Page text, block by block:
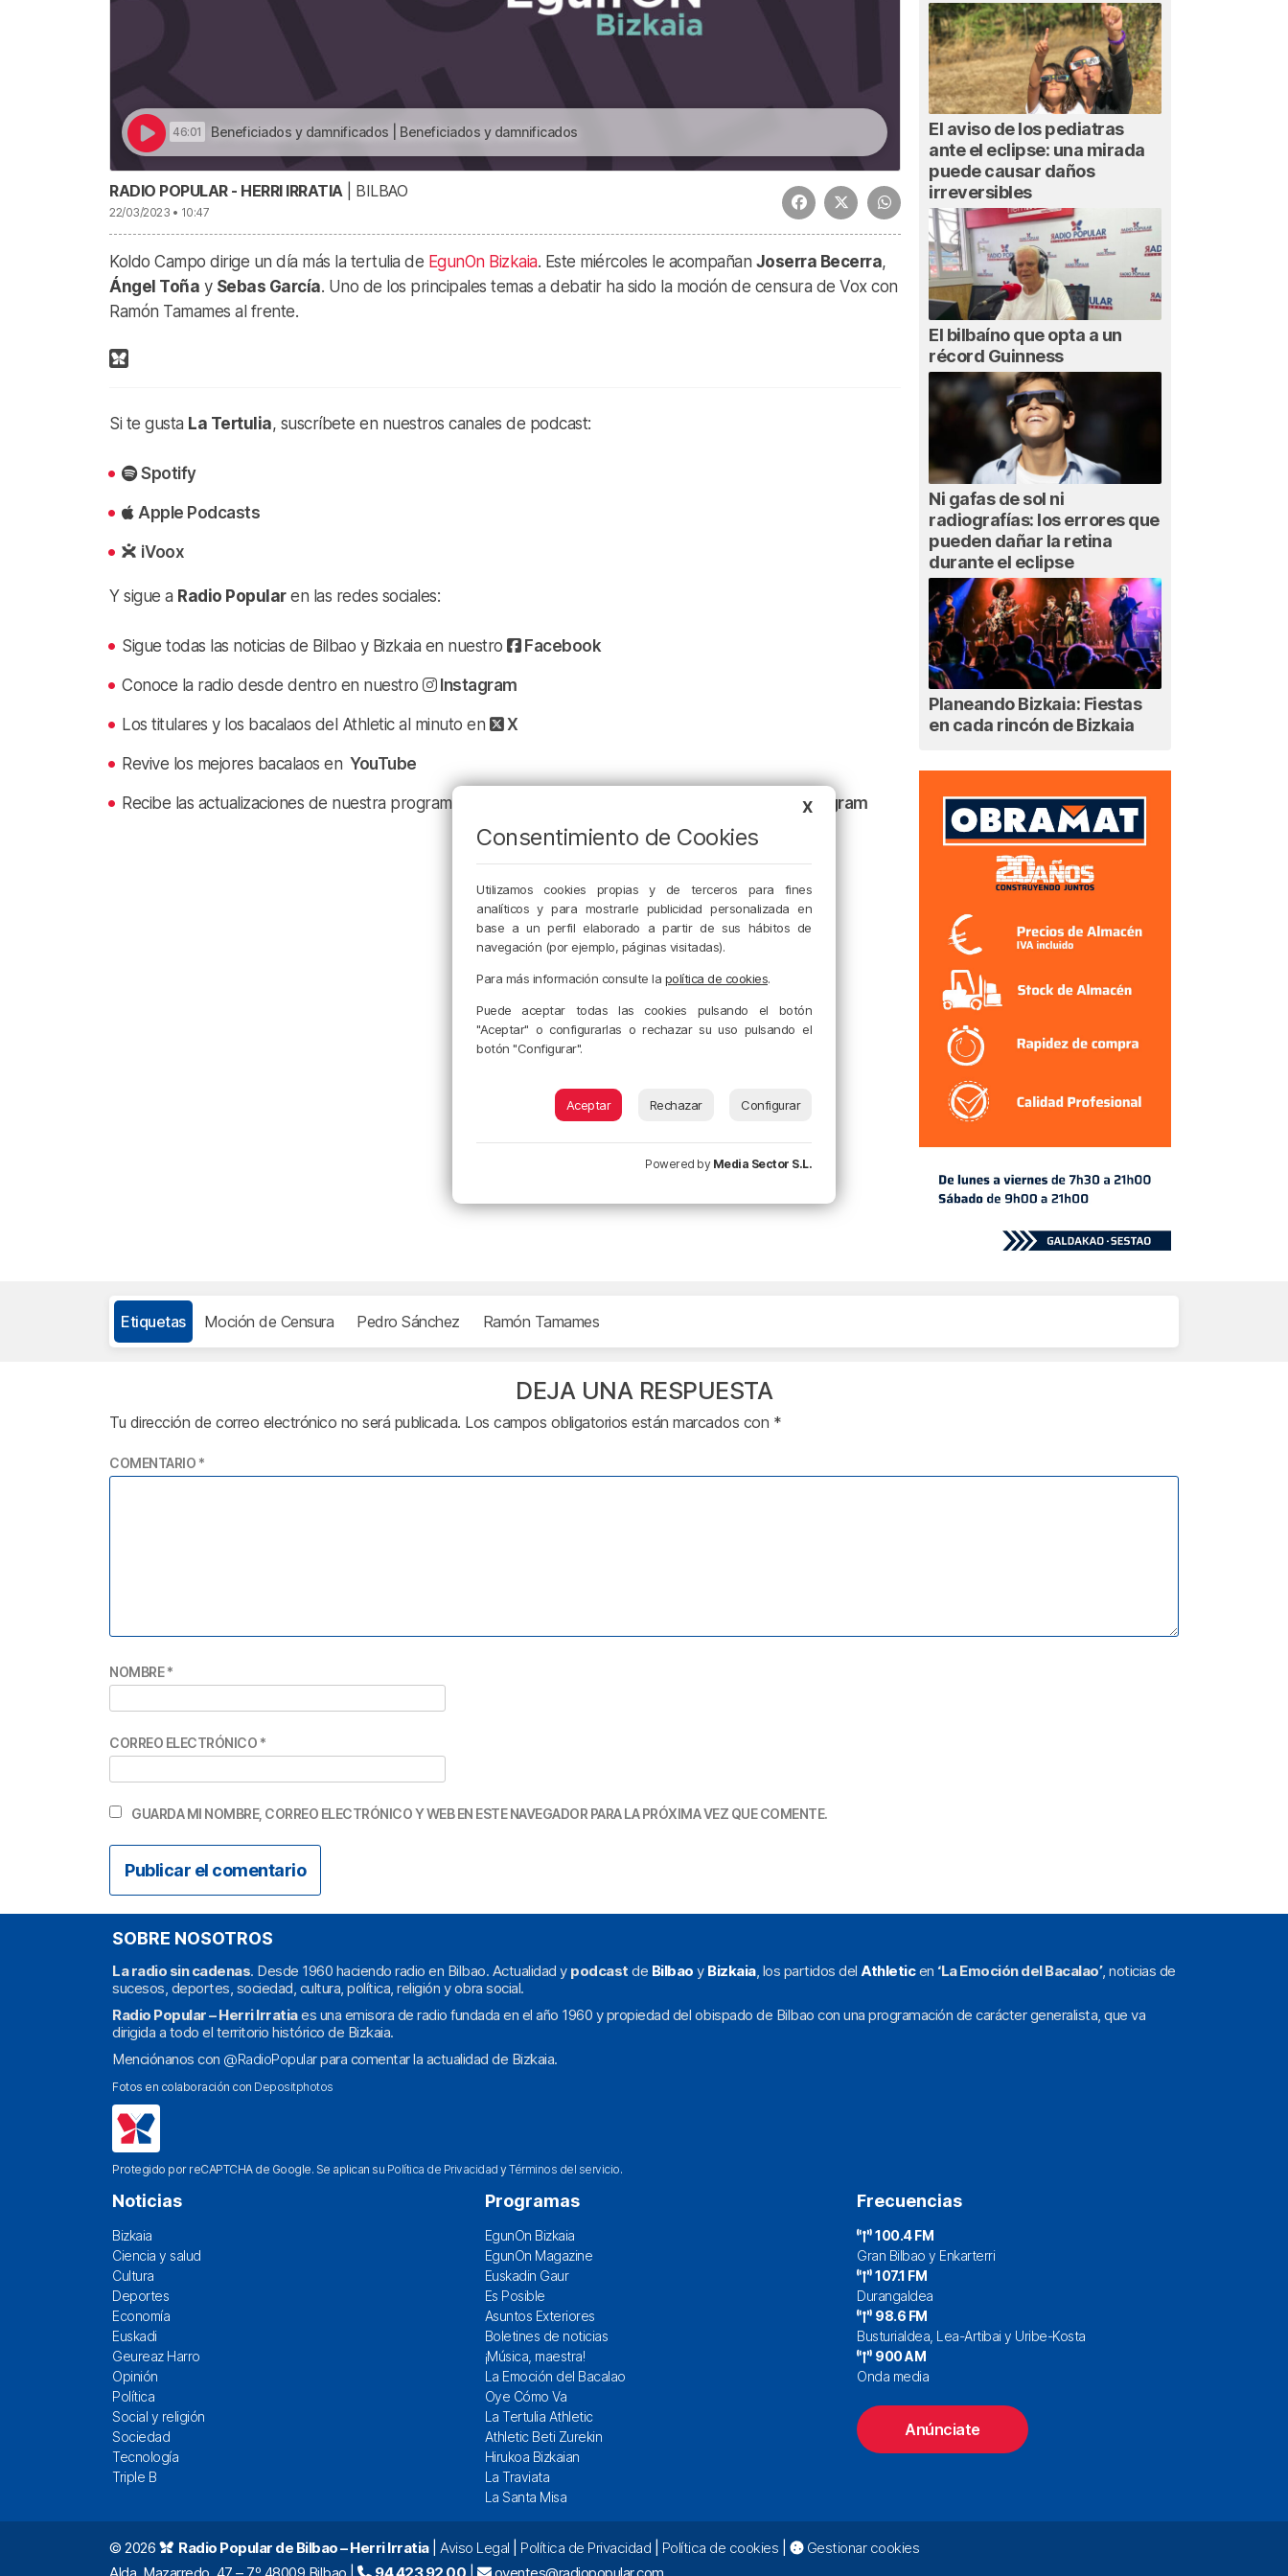
46:01 Beneficiados y damnificados | Beneficiados y damnificados
RADIO POPULAR - HERRI IRRATIA | BILBAO
22/03/2023 • 10:47
Koldo Campo dirige un día más la tertulia de EgunOn Bizkaia. Este miércoles le acompañan Joserra Becerra,
Ángel Toña y Sebas García. Uno de los principales temas a debatir ha sido la moción de censura de Vox con
Ramón Tamames al frente.
Si te gusta La Tertulia, suscríbete en nuestros canales de podcast:
Spotify
Apple Podcasts
iVoox
Y sigue a Radio Popularen las redes sociales:
Sigue todas las noticias de Bilbao y Bizkaia en nuestro Facebook
Conoce la radio desde dentro en nuestro Instagram
Los titulares y los bacalaos del Athletic al minuto en X
Revive los mejores bacalaos en YouTube
Recibe las actualizaciones de nuestra programación y nuestras noticias en nuestro canal de Telegram
El aviso de los pediatras
ante el eclipse: una mirada
puede causar daños
irreversibles
El bilbaíno que opta a un
récord Guinness
Ni gafas de sol ni
radiografías: los errores que
pueden dañar la retina
durante el eclipse
Planeando Bizkaia: Fiestas
en cada rincón de Bizkaia
Etiquetas Moción de Censura Pedro Sánchez Ramón Tamames
DEJA UNA RESPUESTA
Tu dirección de correo electrónico no será publicada. Los campos obligatorios están marcados con *
COMENTARIO *
NOMBRE*
CORREO ELECTRÓNICO *
GUARDA MI NOMBRE, CORREO ELECTRÓNICO Y WEB EN ESTE NAVEGADOR PARA LA PRÓXIMA VEZ QUE COMENTE.
SOBRE NOSOTROS
La radio sin cadenas. Desde 1960 haciendo radio en Bilbao. Actualidad y podcast de Bilbao y Bizkaia, los partidos del Athleticen ‘La Emoción del Bacalao’, noticias de
sucesos, deportes, sociedad, cultura, política, religión y obra social.
Radio Popular – Herri Irratiaes una emisora de radio fundada en el año 1960 y propiedad del obispado de Bilbao con una programación de carácter generalista, que va
dirigida a todo el territorio histórico de Bizkaia.
Menciónanos con @RadioPopularpara comentar la actualidad de Bizkaia.
Fotos en colaboración con Depositphotos
Protegido por reCAPTCHA de Google. Se aplican su Política de Privacidad yTérminos del servicio.
Noticias
Bizkaia
Ciencia y salud
Cultura
Deportes
Economía
Euskadi
Geureaz Harro
Opinión
Política
Social y religión
Sociedad
Tecnología
Triple B
Programas
EgunOn Bizkaia
EgunOn Magazine
Euskadin Gaur
Es Posible
Asuntos Exteriores
Boletines de noticias
¡Música, maestra!
La Emoción del Bacalao
Oye Cómo Va
La Tertulia Athletic
Athletic Beti Zurekin
Hirukoa Bizkaian
La Traviata
La Santa Misa
Frecuencias
100.4 FM
Gran Bilbao y Enkarterri
107.1 FM
Durangaldea
98.6 FM
Busturialdea, Lea-Artibai y Uribe-Kosta
900 AM
Onda media
Anúnciate
© 2026 Radio Popular de Bilbao – Herri Irratia| Aviso Legal Política de Privacidad Política de cookies
Gestionar cookies
X
Consentimiento de Cookies
Utilizamos cookies propias y de terceros para fines
analíticos y para mostrarle publicidad personalizada en
base a un perfil elaborado a partir de sus hábitos de
navegación (por ejemplo, páginas visitadas).
Para más información consulte la política de cookies.
Puede aceptar todas las cookies pulsando el botón
"Aceptar" o configurarlas o rechazar su uso pulsando el
botón "Configurar".
Aceptar Rechazar Configurar
Powered by Media Sector S.L.